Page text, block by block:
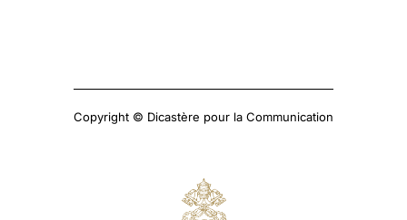
Copyright © Dicastère pour la Communication